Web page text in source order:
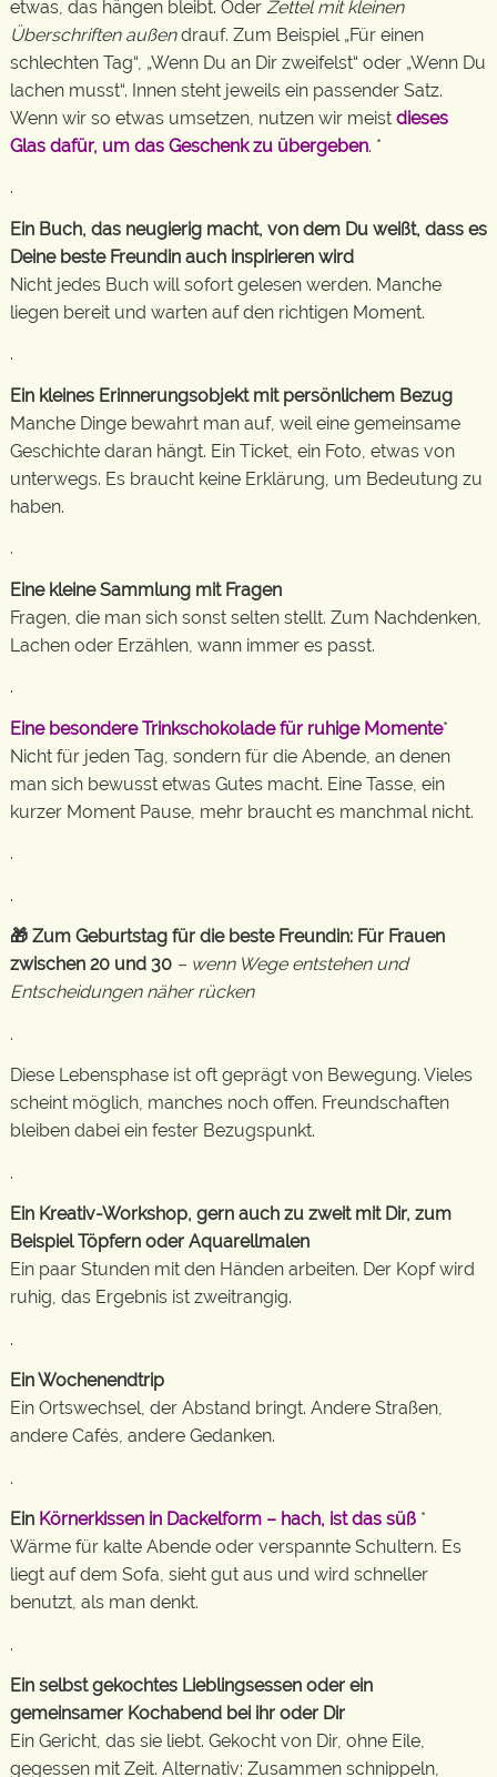
etwas, das hängen bleibt. Oder Zettel mit kleinen
Überschriften außendrauf. Zum Beispiel „Für einen
schlechten Tag“, „Wenn Du an Dir zweifelst“ oder „Wenn Du
lachen musst“. Innen steht jeweils ein passender Satz.
Wenn wir so etwas umsetzen, nutzen wir meist dieses
Glas dafür, um das Geschenk zu übergeben. *
.
Ein Buch, das neugierig macht, von dem Du weißt, dass es
Deine beste Freundin auch inspirieren wird
Nicht jedes Buch will sofort gelesen werden. Manche
liegen bereit und warten auf den richtigen Moment.
.
Ein kleines Erinnerungsobjekt mit persönlichem Bezug
Manche Dinge bewahrt man auf, weil eine gemeinsame
Geschichte daran hängt. Ein Ticket, ein Foto, etwas von
unterwegs. Es braucht keine Erklärung, um Bedeutung zu
haben.
.
Eine kleine Sammlung mit Fragen
Fragen, die man sich sonst selten stellt. Zum Nachdenken,
Lachen oder Erzählen, wann immer es passt.
.
Eine besondere Trinkschokolade für ruhige Momente*
Nicht für jeden Tag, sondern für die Abende, an denen
man sich bewusst etwas Gutes macht. Eine Tasse, ein
kurzer Moment Pause, mehr braucht es manchmal nicht.
.
.
🎁 Zum Geburtstag für die beste Freundin: Für Frauen
zwischen 20 und 30 – wenn Wege entstehen und
Entscheidungen näher rücken
.
Diese Lebensphase ist oft geprägt von Bewegung. Vieles
scheint möglich, manches noch offen. Freundschaften
bleiben dabei ein fester Bezugspunkt.
.
Ein Kreativ-Workshop, gern auch zu zweit mit Dir, zum
Beispiel Töpfern oder Aquarellmalen
Ein paar Stunden mit den Händen arbeiten. Der Kopf wird
ruhig, das Ergebnis ist zweitrangig.
.
Ein Wochenendtrip
Ein Ortswechsel, der Abstand bringt. Andere Straßen,
andere Cafés, andere Gedanken.
.
Ein Körnerkissen in Dackelform – hach, ist das süß *
Wärme für kalte Abende oder verspannte Schultern. Es
liegt auf dem Sofa, sieht gut aus und wird schneller
benutzt, als man denkt.
.
Ein selbst gekochtes Lieblingsessen oder ein
gemeinsamer Kochabend bei ihr oder Dir
Ein Gericht, das sie liebt. Gekocht von Dir, ohne Eile,
gegessen mit Zeit. Alternativ: Zusammen schnippeln,